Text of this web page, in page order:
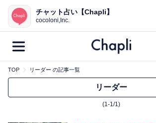
鑑定記事・占い師検索
最新記事一覧
チャット占い【Chapli】
cocoloni,Inc.
TOP リーダー の記事一覧
リーダー
(1-1/1)